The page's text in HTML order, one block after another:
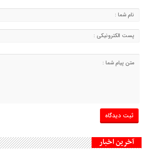
آخرین اخبار